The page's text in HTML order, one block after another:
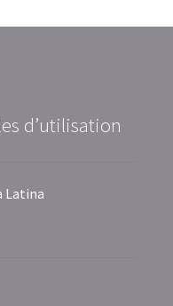
d’utilisation
Latina